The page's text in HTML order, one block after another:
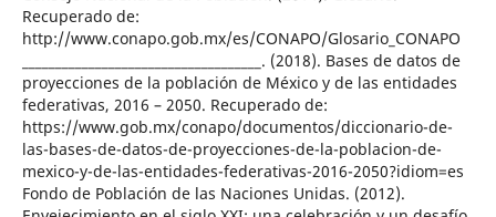
Recuperado de:
http://www.conapo.gob.mx/es/CONAPO/Glosario_CONAPO
____________________________________. (2018). Bases de datos de
proyecciones de la población de México y de las entidades
federativas, 2016 – 2050. Recuperado de:
https://www.gob.mx/conapo/documentos/diccionario-de-
las-bases-de-datos-de-proyecciones-de-la-poblacion-de-
mexico-y-de-las-entidades-federativas-2016-2050?idiom=es
Fondo de Población de las Naciones Unidas. (2012).